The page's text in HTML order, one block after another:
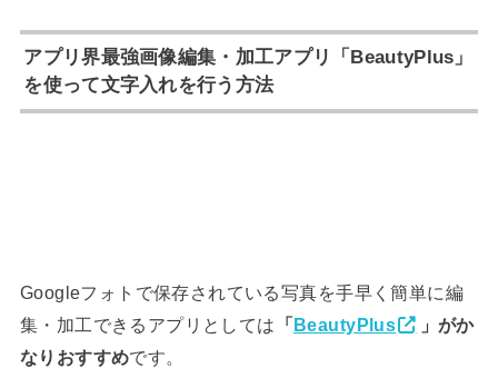
アプリ界最強画像編集・加工アプリ「BeautyPlus」
を使って文字入れを行う方法
Googleフォトで保存されている写真を手早く簡単に編
集・加工できるアプリとしては 「BeautyPlus
」がか
なりおすすめです。